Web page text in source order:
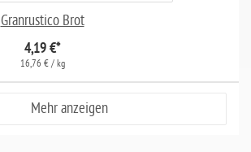
Granrustico Brot
4,19 €*
16,76 € / kg
Mehr anzeigen